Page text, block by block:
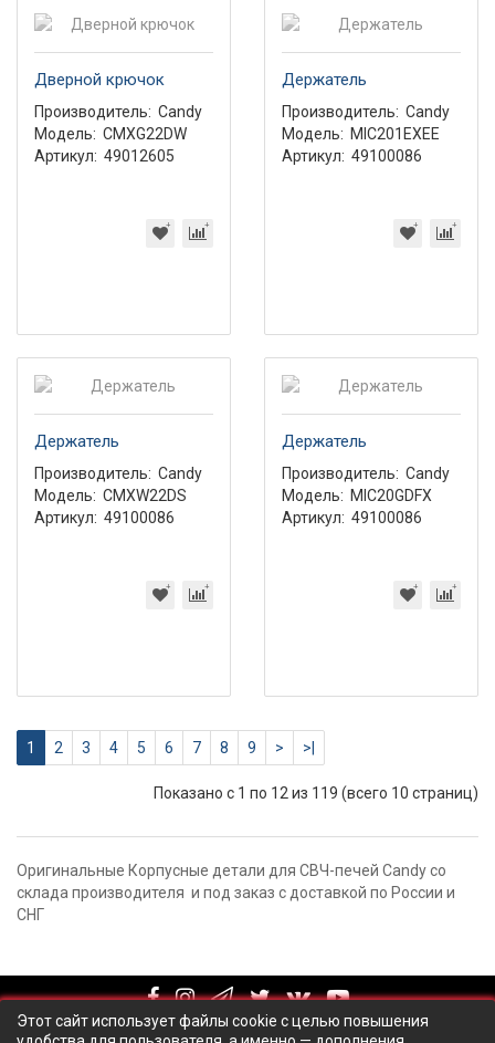
Дверной крючок
Производитель: Candy
Модель: CMXG22DW
Артикул: 49012605
Держатель
Производитель: Candy
Модель: MIC201EXEE
Артикул: 49100086
Держатель
Производитель: Candy
Модель: CMXW22DS
Артикул: 49100086
Держатель
Производитель: Candy
Модель: MIC20GDFX
Артикул: 49100086
1 2 3 4 5 6 7 8 9 > >|
Показано с 1 по 12 из 119 (всего 10 страниц)
Оригинальные Корпусные детали для СВЧ-печей Candy со
склада производителя и под заказ с доставкой по России и
СНГ
Этот сайт использует файлы cookie с целью повышения